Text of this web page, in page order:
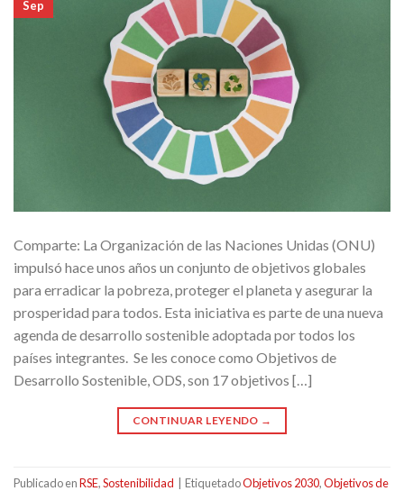
Sep
Comparte: La Organización de las Naciones Unidas (ONU)
impulsó hace unos años un conjunto de objetivos globales
para erradicar la pobreza, proteger el planeta y asegurar la
prosperidad para todos. Esta iniciativa es parte de una nueva
agenda de desarrollo sostenible adoptada por todos los
países integrantes. Se les conoce como Objetivos de
Desarrollo Sostenible, ODS, son 17 objetivos […]
CONTINUAR LEYENDO →
Publicado enRSE,Sostenibilidad EtiquetadoObjetivos 2030,Objetivos de